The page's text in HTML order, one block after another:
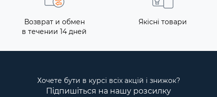
Возврат и обмен
в течении 14 дней
Якісні товари
Хочете бути в курсі всіх акцій і знижок?
Підпишіться на нашу розсилку